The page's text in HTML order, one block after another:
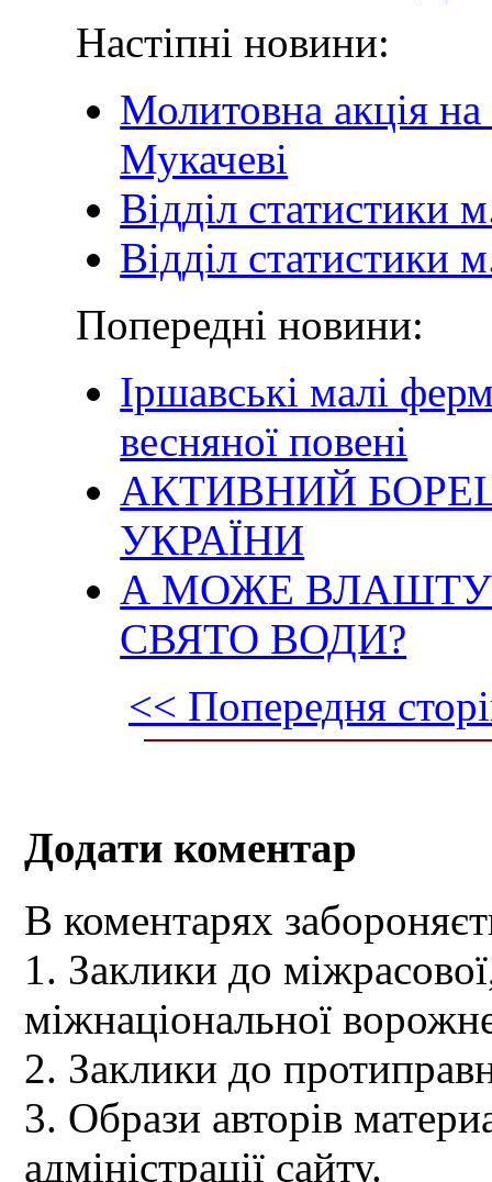
Настіпні новини:
Молитовна акція на
Мукачеві
Відділ статистики
Відділ статистики
Попередні новини:
Іршавські малі
весняної повені
АКТИВНИЙ
УКРАЇНИ
А МОЖЕ
СВЯТО ВОДИ?
<< Попередня
Додати коментар
В коментарях
1. Заклики до
міжнаціональної
2. Заклики до
3. Образи авторів
адміністрації сайту.